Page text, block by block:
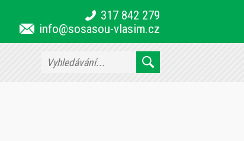
317 842 279
info@sosasou-vlasim.cz